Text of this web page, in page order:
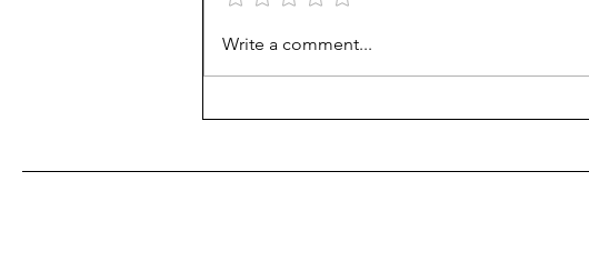
घरबसल्या...
Write a comment...